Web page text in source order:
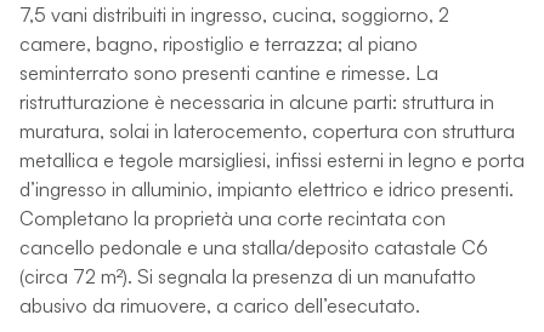
7,5 vani distribuiti in ingresso, cucina, soggiorno, 2
camere, bagno, ripostiglio e terrazza; al piano
seminterrato sono presenti cantine e rimesse. La
ristrutturazione è necessaria in alcune parti: struttura in
muratura, solai in laterocemento, copertura con struttura
metallica e tegole marsigliesi, infissi esterni in legno e porta
d’ingresso in alluminio, impianto elettrico e idrico presenti.
Completano la proprietà una corte recintata con
cancello pedonale e una stalla/deposito catastale C6
(circa 72 m²). Si segnala la presenza di un manufatto
abusivo da rimuovere, a carico dell’esecutato.